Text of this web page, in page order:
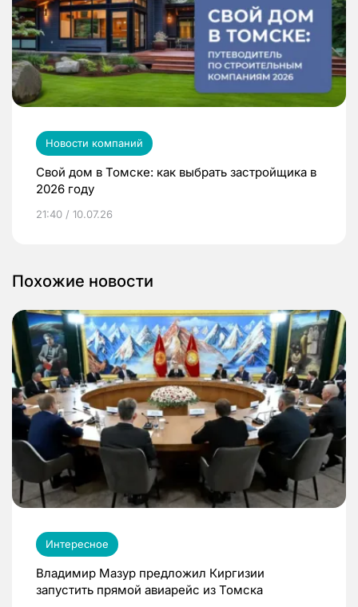
Новости компаний
Свой дом в Томске: как выбрать застройщика в
2026 году
21:40 / 10.07.26
Похожие новости
Интересное
Владимир Мазур предложил Киргизии
запустить прямой авиарейс из Томска